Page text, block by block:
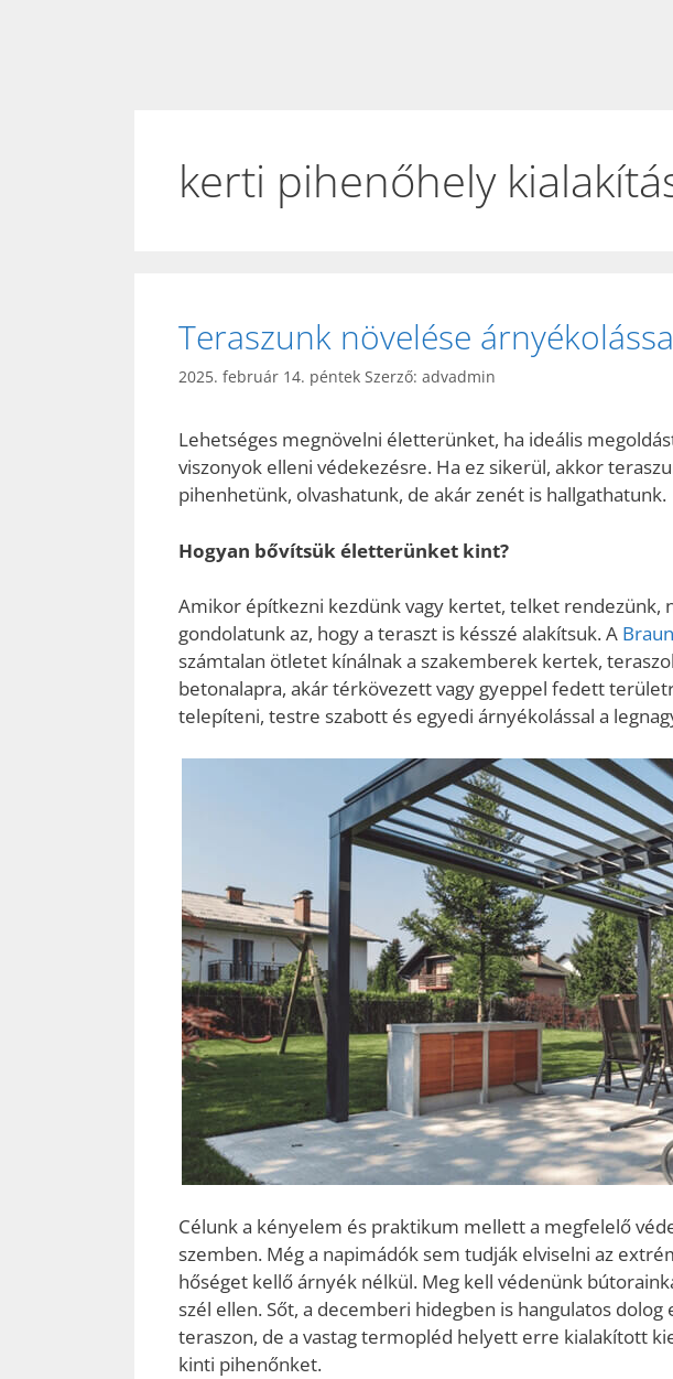
kerti pihenőhely
Teraszunk növelése
2025. február 14. péntek Szerző: advadmin
Lehetséges megnövelni életterünket, ha ideális
viszonyok elleni védekezésre. Ha ez sikerül, akkor
pihenhetünk, olvashatunk, de akár zenét is hallgathatunk.
Hogyan bővítsük életterünket kint?
Amikor építkezni kezdünk vagy kertet, telket rendezünk,
gondolatunk az, hogy a teraszt is késszé alakítsuk. A
számtalan ötletet kínálnak a szakemberek kertek,
betonalapra, akár térkövezett vagy gyeppel fedett
telepíteni, testre szabott és egyedi árnyékolással a
Célunk a kényelem és praktikum mellett a megfelelő
szemben. Még a napimádók sem tudják elviselni az
hőséget kellő árnyék nélkül. Meg kell védenünk
szél ellen. Sőt, a decemberi hidegben is hangulatos
teraszon, de a vastag termopléd helyett erre kialakított
kinti pihenőnket.